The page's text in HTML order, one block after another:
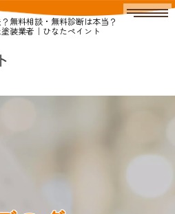
無料相談・無料診断は本当？
装業者｜ひなたペイント